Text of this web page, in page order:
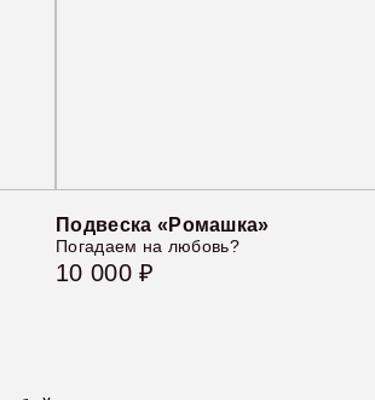
Подвеска «Ромашка»
Погадаем на любовь?
10 000 ₽